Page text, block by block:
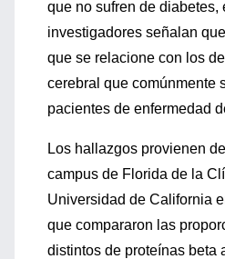
que no sufren de diabetes,
investigadores señalan
que se relacione con los
cerebral que comúnmente
pacientes de enfermedad
Los hallazgos provienen
campus de Florida de la
Universidad de California
que compararon las
distintos de proteínas beta